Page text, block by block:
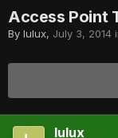
Access Point
By lulux, July 3, 2014
lulux